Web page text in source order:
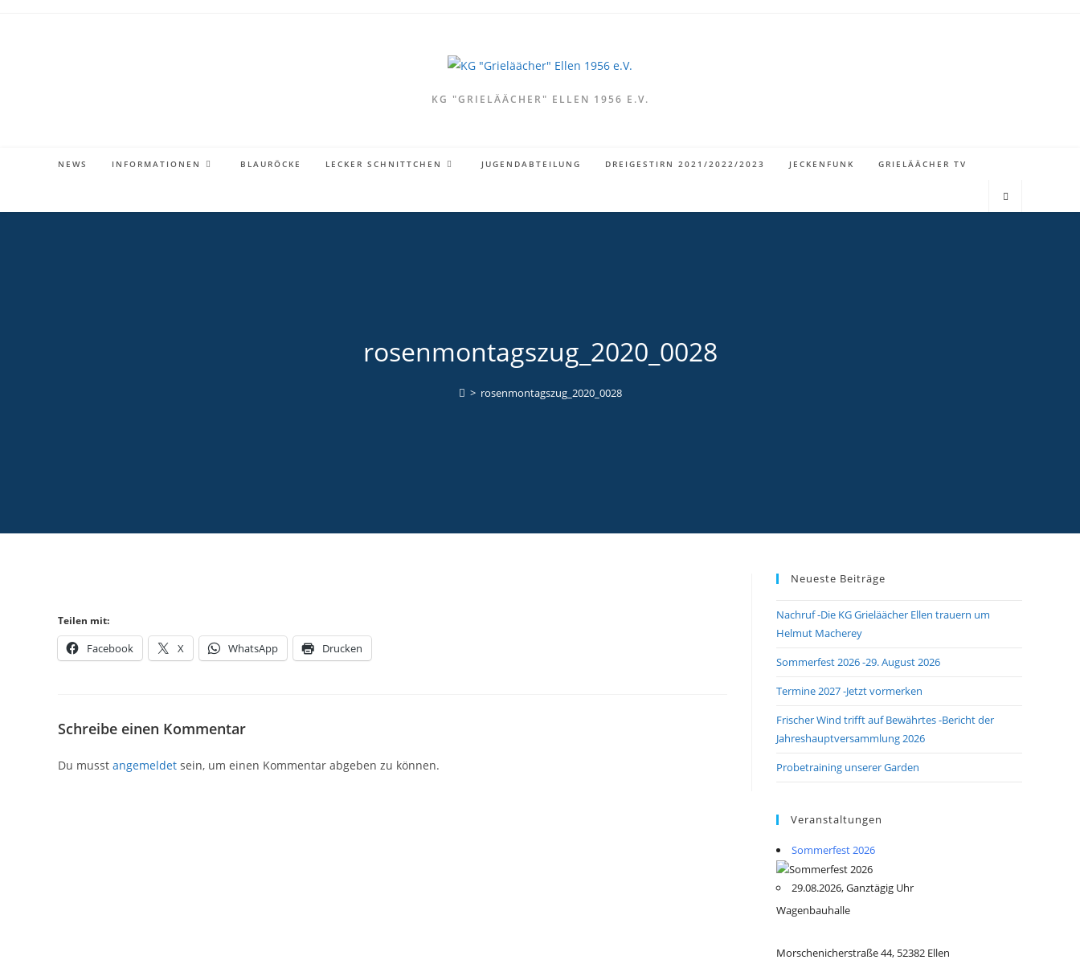
KG "GRIELÄÄCHER" ELLEN 1956 E.V.
NEWS INFORMATIONEN BLAURÖCKE LECKER SCHNITTCHEN JUGENDABTEILUNG DREIGESTIRN 2021/2022/2023 JECKENFUNK GRIELÄÄCHER TV
rosenmontagszug_2020_0028
> rosenmontagszug_2020_0028
Teilen mit:
Facebook X WhatsApp Drucken
Schreibe einen Kommentar
Du musst angemeldet sein, um einen Kommentar abgeben zu können.
Neueste Beiträge
Nachruf -Die KG Grieläächer Ellen trauern um
Helmut Macherey
Sommerfest 2026 -29. August 2026
Termine 2027 -Jetzt vormerken
Frischer Wind trifft auf Bewährtes -Bericht der
Jahreshauptversammlung 2026
Probetraining unserer Garden
Veranstaltungen
Sommerfest 2026
29.08.2026, Ganztägig Uhr
Wagenbauhalle
Morschenicherstraße 44, 52382 Ellen